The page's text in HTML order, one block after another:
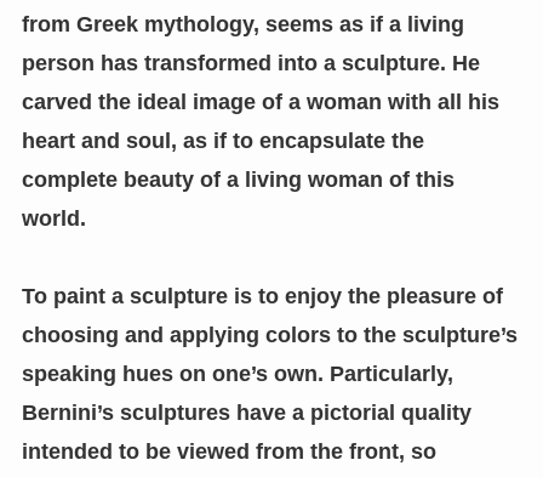
from Greek mythology, seems as if a living
person has transformed into a sculpture. He
carved the ideal image of a woman with all his
heart and soul, as if to encapsulate the
complete beauty of a living woman of this
world.
To paint a sculpture is to enjoy the pleasure of
choosing and applying colors to the sculpture’s
speaking hues on one’s own. Particularly,
Bernini’s sculptures have a pictorial quality
intended to be viewed from the front, so